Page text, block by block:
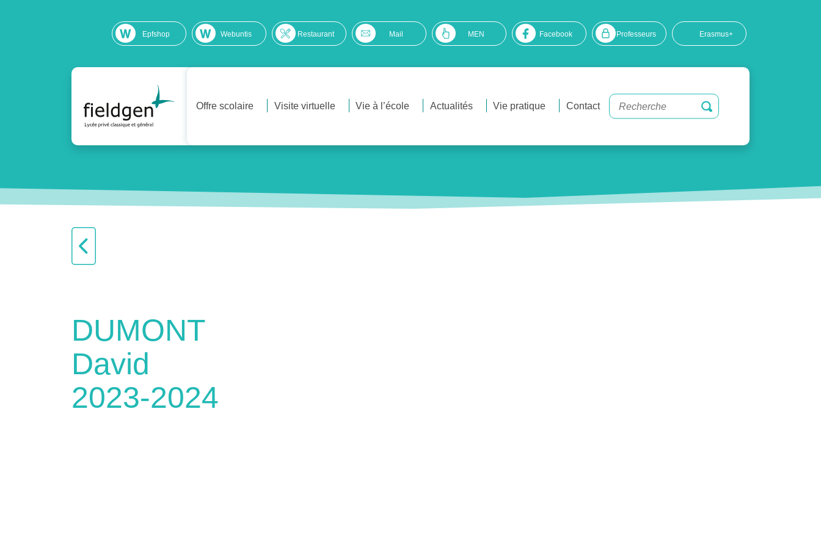
Epfshop Webuntis Restaurant Mail MEN Facebook Professeurs Erasmus+
Offre scolaire Visite virtuelle Vie à l’école Actualités Vie pratique Contact
DUMONT
David
2023-2024